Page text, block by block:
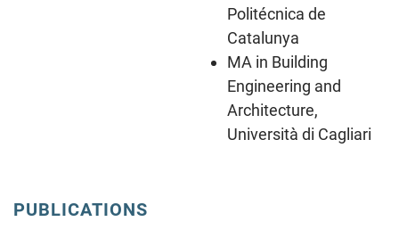
Politécnica de
Catalunya
MA in Building
Engineering and
Architecture,
Università di Cagliari
PUBLICATIONS